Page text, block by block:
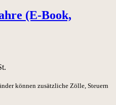
(E-Book,
können zusätzliche Zölle, Steuern